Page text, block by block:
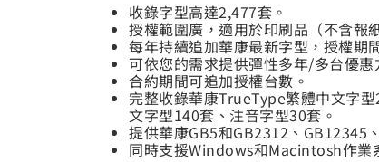
收錄字型高達2,477套。
授權範圍廣，適用於印刷品（不含報
每年持續追加華康最新字型，授權期
可依您的需求提供彈性多年/多台優惠
合約期間可追加授權台數。
完整收錄華康TrueType繁體中文字
文字型140套、注音字型30套。
提供華康GB5和GB2312、GB12345
同時支援Windows和Macintosh作業